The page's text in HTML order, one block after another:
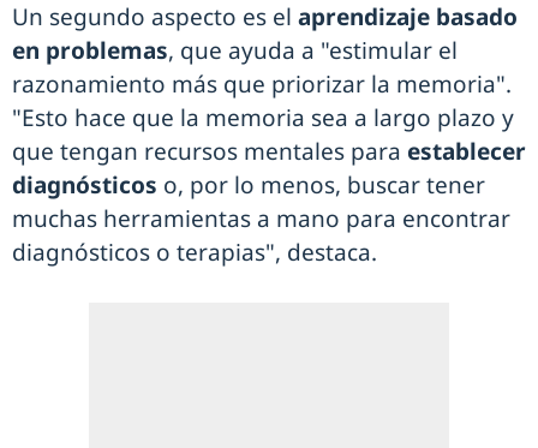
Un segundo aspecto es el aprendizaje basado
en problemas, que ayuda a "estimular el
razonamiento más que priorizar la memoria".
"Esto hace que la memoria sea a largo plazo y
que tengan recursos mentales para establecer
diagnósticos o, por lo menos, buscar tener
muchas herramientas a mano para encontrar
diagnósticos o terapias", destaca.